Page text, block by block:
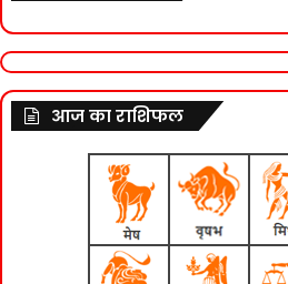
आज का राशिफल